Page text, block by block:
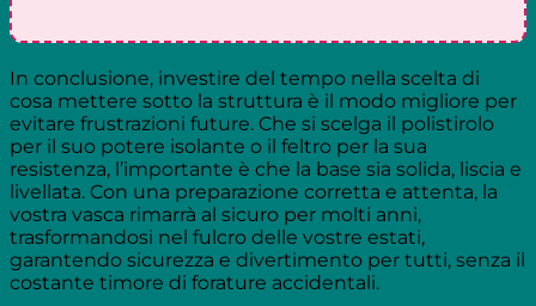
In conclusione, investire del tempo nella scelta di
cosa mettere sotto la struttura è il modo migliore per
evitare frustrazioni future. Che si scelga il polistirolo
per il suo potere isolante o il feltro per la sua
resistenza, l’importante è che la base sia solida, liscia e
livellata. Con una preparazione corretta e attenta, la
vostra vasca rimarrà al sicuro per molti anni,
trasformandosi nel fulcro delle vostre estati,
garantendo sicurezza e divertimento per tutti, senza il
costante timore di forature accidentali.